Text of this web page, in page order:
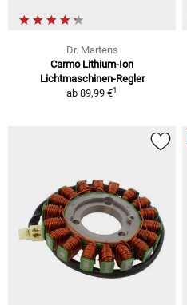
Dr. Martens
Carmo Lithium-Ion
Lichtmaschinen-Regler
ab 89,99 €1